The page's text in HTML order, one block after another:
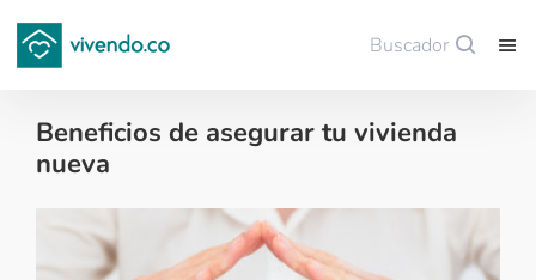
Buscador
Beneficios de asegurar tu vivienda
nueva
Tips para comprar vivienda nueva - 2023-09-19
Guardar